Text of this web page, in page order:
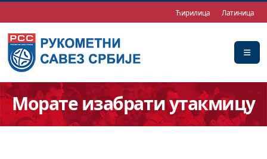
Ћирилица Латиница
Морате изабрати утакмицу